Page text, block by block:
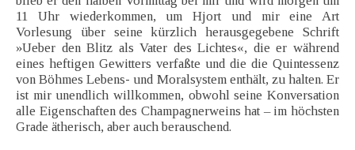
11 Uhr wiederkommen, um Hjort und mir eine Art
Vorlesung über seine kürzlich herausgegebene Schrift
»Ueber den Blitz als Vater des Lichtes«, die er während
eines heftigen Gewitters verfaßte und die die Quintessenz
von Böhmes Lebens- und Moralsystem enthält, zu halten. Er
ist mir unendlich willkommen, obwohl seine Konversation
alle Eigenschaften des Champagnerweins hat – im höchsten
Grade ätherisch, aber auch berauschend.